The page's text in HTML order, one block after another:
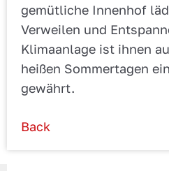
gemütliche Innenhof
Verweilen und
Klimaanlage ist ihnen
heißen Sommertagen
gewährt.
Back